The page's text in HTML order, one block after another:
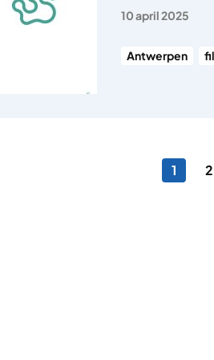
10 april 2025
Antwerpen
paginering
Pagina
1 2